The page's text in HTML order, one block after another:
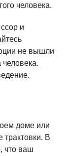
человека.
и
не вышли
человека.
доме или
трактовки. В
что ваш